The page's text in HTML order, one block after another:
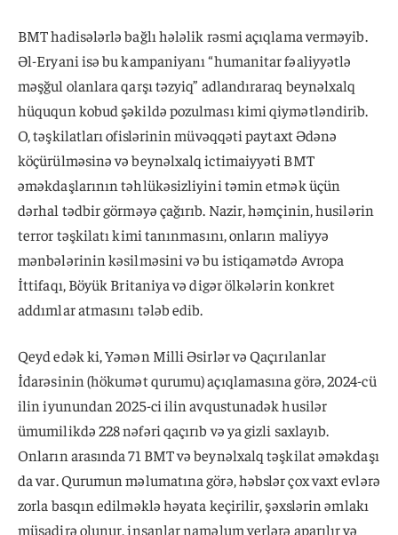
BMT hadisələrlə bağlı hələlik rəsmi açıqlama verməyib.
Əl-Eryani isə bu kampaniyanı “humanitar fəaliyyətlə
məşğul olanlara qarşı təzyiq” adlandıraraq beynəlxalq
hüququn kobud şəkildə pozulması kimi qiymətləndirib.
O, təşkilatları ofislərinin müvəqqəti paytaxt Ədənə
köçürülməsinə və beynəlxalq ictimaiyyəti BMT
əməkdaşlarının təhlükəsizliyini təmin etmək üçün
dərhal tədbir görməyə çağırıb. Nazir, həmçinin, husilərin
terror təşkilatı kimi tanınmasını, onların maliyyə
mənbələrinin kəsilməsini və bu istiqamətdə Avropa
İttifaqı, Böyük Britaniya və digər ölkələrin konkret
addımlar atmasını tələb edib.
Qeyd edək ki, Yəmən Milli Əsirlər və Qaçırılanlar
İdarəsinin (hökumət qurumu) açıqlamasına görə, 2024-cü
ilin iyunundan 2025-ci ilin avqustunadək husilər
ümumilikdə 228 nəfəri qaçırıb və ya gizli saxlayıb.
Onların arasında 71 BMT və beynəlxalq təşkilat əməkdaşı
da var. Qurumun məlumatına görə, həbslər çox vaxt evlərə
zorla basqın edilməklə həyata keçirilir, şəxslərin əmlakı
müsadirə olunur, insanlar naməlum yerlərə aparılır və